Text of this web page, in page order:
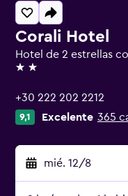
Corali Hotel
Hotel de 2 estrellas
2 estrellas
+30 222 202 2212
9,1 Excelente 365
mié. 12/8